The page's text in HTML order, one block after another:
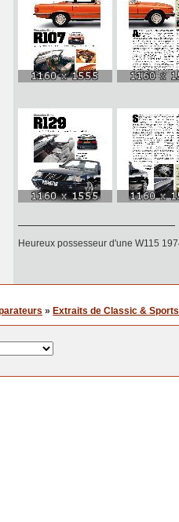
Heureux possesseur d'une W115
»Extraits de Classic &